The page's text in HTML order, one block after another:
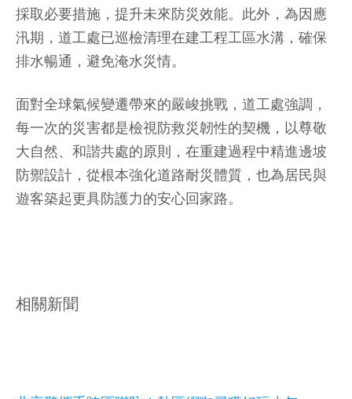
採取必要措施，提升未來防災效能。此外，為因應
汛期，道工處已巡檢清理在建工程工區水溝，確保
排水暢通，避免淹水災情。
面對全球氣候變遷帶來的嚴峻挑戰，道工處強調，
每一次的災害都是檢視防救災韌性的契機，以尊敬
大自然、和諧共處的原則，在重建過程中精進邊坡
防禦設計，從根本強化道路耐災體質，也為居民與
遊客築起更具防護力的安心回家路。
相關新聞